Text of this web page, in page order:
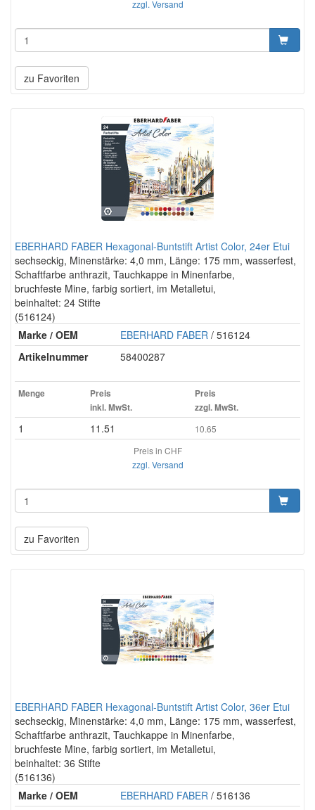
zzgl. Versand
zu Favoriten
EBERHARD FABER Hexagonal-Buntstift Artist Color, 24er Etui
sechseckig, Minenstärke: 4,0 mm, Länge: 175 mm, wasserfest,
Schaftfarbe anthrazit, Tauchkappe in Minenfarbe,
bruchfeste Mine, farbig sortiert, im Metalletui,
beinhaltet: 24 Stifte
(516124)
Marke / OEM
EBERHARD FABER / 516124
Artikelnummer
58400287
Menge
Preis
inkl. MwSt.
Preis
zzgl. MwSt.
1 11.51
10.65
Preis in CHF
zzgl. Versand
zu Favoriten
EBERHARD FABER Hexagonal-Buntstift Artist Color, 36er Etui
sechseckig, Minenstärke: 4,0 mm, Länge: 175 mm, wasserfest,
Schaftfarbe anthrazit, Tauchkappe in Minenfarbe,
bruchfeste Mine, farbig sortiert, im Metalletui,
beinhaltet: 36 Stifte
(516136)
Marke / OEM
EBERHARD FABER / 516136